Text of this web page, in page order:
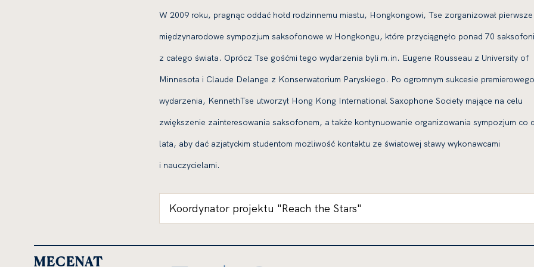
W 2009 roku, pragnąc oddać hołd rodzinnemu miastu, Hongkongowi, Tse zorganizował pierwsze
międzynarodowe sympozjum saksofonowe w Hongkongu, które przyciągnęło ponad 70
z całego świata. Oprócz Tse gośćmi tego wydarzenia byli m.in. Eugene Rousseau z University of
Minnesota i Claude Delange z Konserwatorium Paryskiego. Po ogromnym sukcesie premierowego
wydarzenia, KennethTse utworzył Hong Kong International Saxophone Society mające na celu
zwiększenie zainteresowania saksofonem, a także kontynuowanie organizowania sympozjum co
lata, aby dać azjatyckim studentom możliwość kontaktu ze światowej sławy wykonawcami
i nauczycielami.
Koordynator projektu "Reach the Stars"
MECENAT